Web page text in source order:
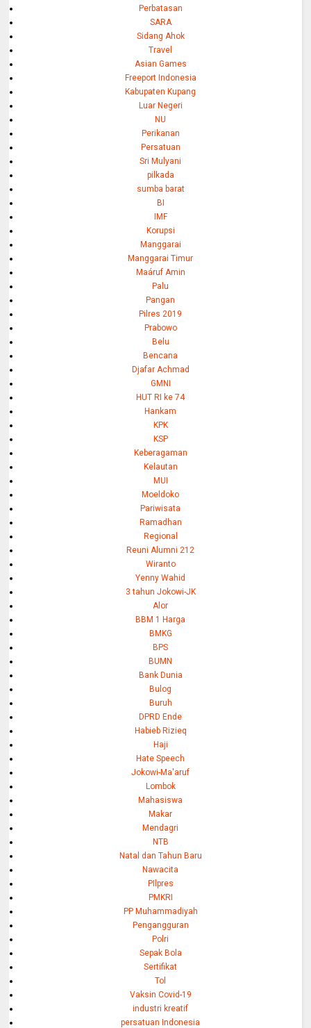
Perbatasan
SARA
Sidang Ahok
Travel
Asian Games
Freeport Indonesia
Kabupaten Kupang
Luar Negeri
NU
Perikanan
Persatuan
Sri Mulyani
pilkada
sumba barat
BI
IMF
Korupsi
Manggarai
Manggarai Timur
Maáruf Amin
Palu
Pangan
Pilres 2019
Prabowo
Belu
Bencana
Djafar Achmad
GMNI
HUT RI ke 74
Hankam
KPK
KSP
Keberagaman
Kelautan
MUI
Moeldoko
Pariwisata
Ramadhan
Regional
Reuni Alumni 212
Wiranto
Yenny Wahid
3 tahun Jokowi-JK
Alor
BBM 1 Harga
BMKG
BPS
BUMN
Bank Dunia
Bulog
Buruh
DPRD Ende
Habieb Rizieq
Haji
Hate Speech
Jokowi-Ma'aruf
Lombok
Mahasiswa
Makar
Mendagri
NTB
Natal dan Tahun Baru
Nawacita
PIlpres
PMKRI
PP Muhammadiyah
Pengangguran
Polri
Sepak Bola
Sertifikat
Tol
Vaksin Covid-19
industri kreatif
persatuan Indonesia